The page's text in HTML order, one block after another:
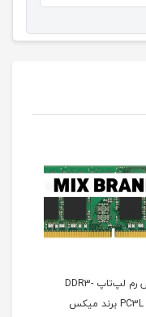
دی وی دی رایتر داخلی لپ
تاپ اسلیم Laptop Internal